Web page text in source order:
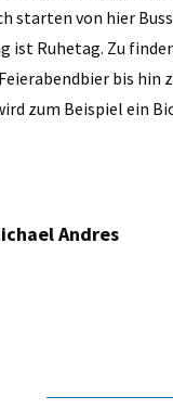
starten von hier
ist Ruhetag. Zu
bis hin
zum Beispiel ein
Andres